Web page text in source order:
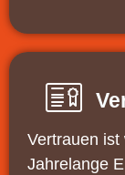
Vertrauen ist
Jahrelange